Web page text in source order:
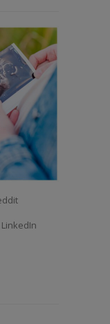
LinkedIn